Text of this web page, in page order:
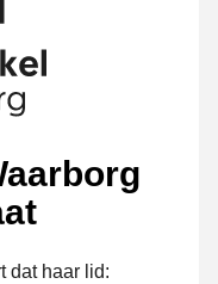
dat haar lid: